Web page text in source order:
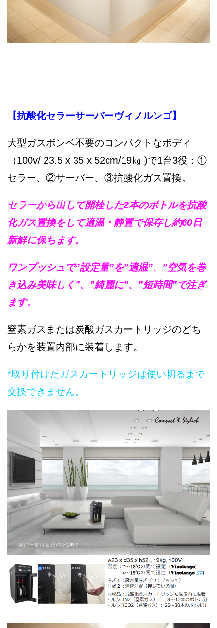
【抗酸化セラーサーバーヴィノルンゴ】
大型ガスボンベ不要のコンパクトなボディ
（100v/ 23.5 x 35 x 52cm/19㎏ )で1台3役：①
セラー、②サーバー、③抗酸化ガス置換。
セラーから出して開栓した2本のボトルを抗酸
化ガス置換をして適温・静置で保存し約60日
新鮮に保ちます。
ワンプッシュで”設定量”を”適温”、”空気を巻
き込み美味しく”、”綺麗に”、”短時間”で注ぎ
ます。
窒素ガスまたは炭酸ガスカートリッジのどち
らかを装置内部に装着します。
*取り付けたガスカートリッジは使い切るまで
交換できません。